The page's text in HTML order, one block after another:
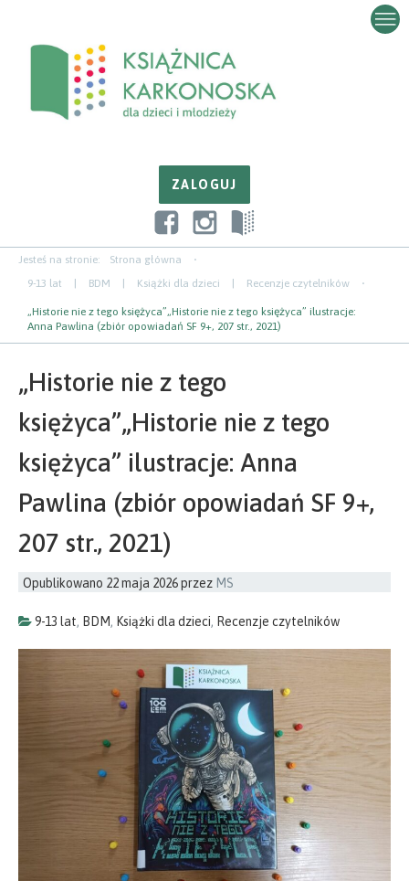
zawartości
nawigacji
paska
Jesteś na stronie:
Strona główna
9-13 lat
BDM Książki dla dzieci Recenzje czytelników
„Historie nie z tego księżyca”„Historie nie z tego księżyca” ilustracje:
Anna Pawlina (zbiór opowiadań SF 9+, 207 str., 2021)
„Historie nie z tego
księżyca”„Historie nie z tego
księżyca” ilustracje: Anna
Pawlina (zbiór opowiadań SF 9+,
207 str., 2021)
Opublikowano 22 maja 2026przez MS
9-13 lat, BDM, Książki dla dzieci, Recenzje czytelników